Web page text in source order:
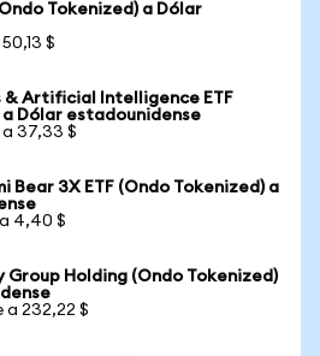
Tokenized) a Dólar
$
& Artificial Intelligence ETF
a Dólar estadounidense
a 37,33 $
Bear 3X ETF (Ondo Tokenized) a
a 4,40 $
Group Holding (Ondo Tokenized)
a 232,22 $